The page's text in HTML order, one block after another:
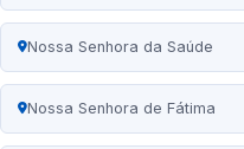
Nossa Senhora da Saúde
Nossa Senhora de Fátima